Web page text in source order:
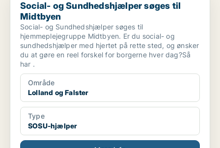
Social- og Sundhedshjælper søges til
Midtbyen
Social- og Sundhedshjælper søges til
hjemmeplejegruppe Midtbyen. Er du social- og
sundhedshjælper med hjertet på rette sted, og ønsker
du at gøre en reel forskel for borgerne hver dag?Så
har .
Område
Lolland og Falster
Type
SOSU-hjælper